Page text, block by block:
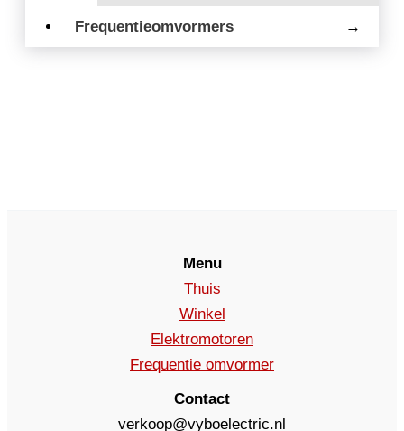
Frequentieomvormers →
Menu
Thuis
Winkel
Elektromotoren
Frequentie omvormer
Contact
verkoop@vyboelectric.nl